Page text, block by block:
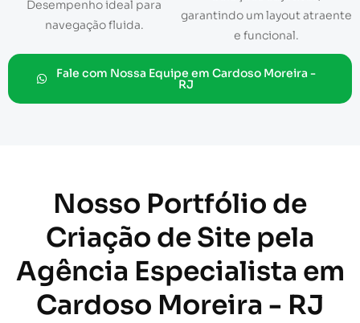
Desempenho ideal para
navegação fluida.
garantindo um layout atraente
e funcional.
Fale com Nossa Equipe em Cardoso Moreira -
RJ
Nosso Portfólio de
Criação de Site pela
Agência Especialista em
Cardoso Moreira - RJ